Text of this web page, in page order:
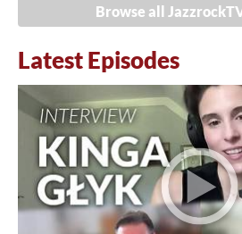
Browse all
Latest Episodes